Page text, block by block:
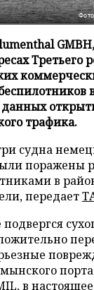
Третьего
трафика.
судна
поражены
в
передает
в